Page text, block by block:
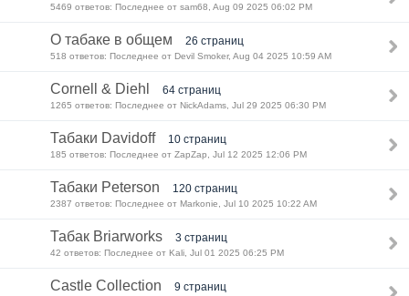
5469 ответов: Последнее от sam68, Aug 09 2025 06:02 PM
О табаке в общем 26 страниц
518 ответов: Последнее от Devil Smoker, Aug 04 2025 10:59 AM
Cornell & Diehl 64 страниц
1265 ответов: Последнее от NickAdams, Jul 29 2025 06:30 PM
Табаки Davidoff 10 страниц
185 ответов: Последнее от ZapZap, Jul 12 2025 12:06 PM
Табаки Peterson 120 страниц
2387 ответов: Последнее от Markonie, Jul 10 2025 10:22 AM
Табак Briarworks 3 страниц
42 ответов: Последнее от Kali, Jul 01 2025 06:25 PM
Castle Collection 9 страниц